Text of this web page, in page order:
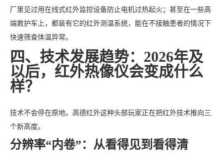
厂里见过用在线式红外监控设备防止电机过热起火；甚至在一些高
端救护车上，都装有它的红外测温系统，能在不接触患者的情况下
快速筛查体温异常。
四、技术发展趋势：2026年及
以后，红外热像仪会变成什么
样？
技术不会停在原地。高德红外这种头部玩家正在把红外技术推向三
个新高度。
分辨率“内卷”：从看得见到看得清